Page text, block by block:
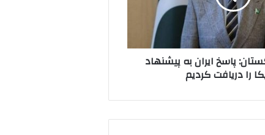
پاسخ ایران به پیشنهاد
را دریافت کردیم